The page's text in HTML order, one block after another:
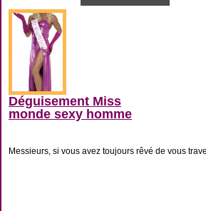
Déguisement Miss
monde sexy homme
Messieurs, si vous avez toujours rêvé de vous